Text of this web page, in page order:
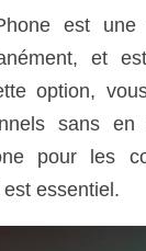
est une
et
option,
sans
pour les
essentiel.